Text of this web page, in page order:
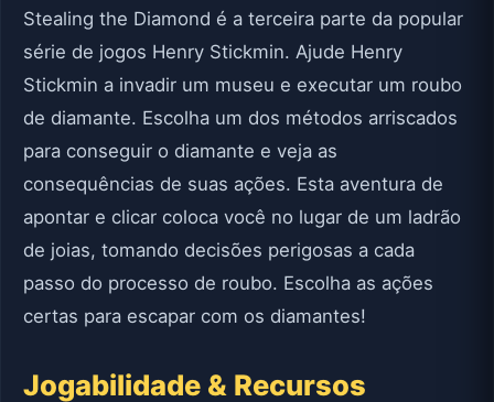
Stealing the Diamond é a terceira parte da popular
série de jogos Henry Stickmin. Ajude Henry
Stickmin a invadir um museu e executar um roubo
de diamante. Escolha um dos métodos arriscados
para conseguir o diamante e veja as
consequências de suas ações. Esta aventura de
apontar e clicar coloca você no lugar de um ladrão
de joias, tomando decisões perigosas a cada
passo do processo de roubo. Escolha as ações
certas para escapar com os diamantes!
Jogabilidade & Recursos